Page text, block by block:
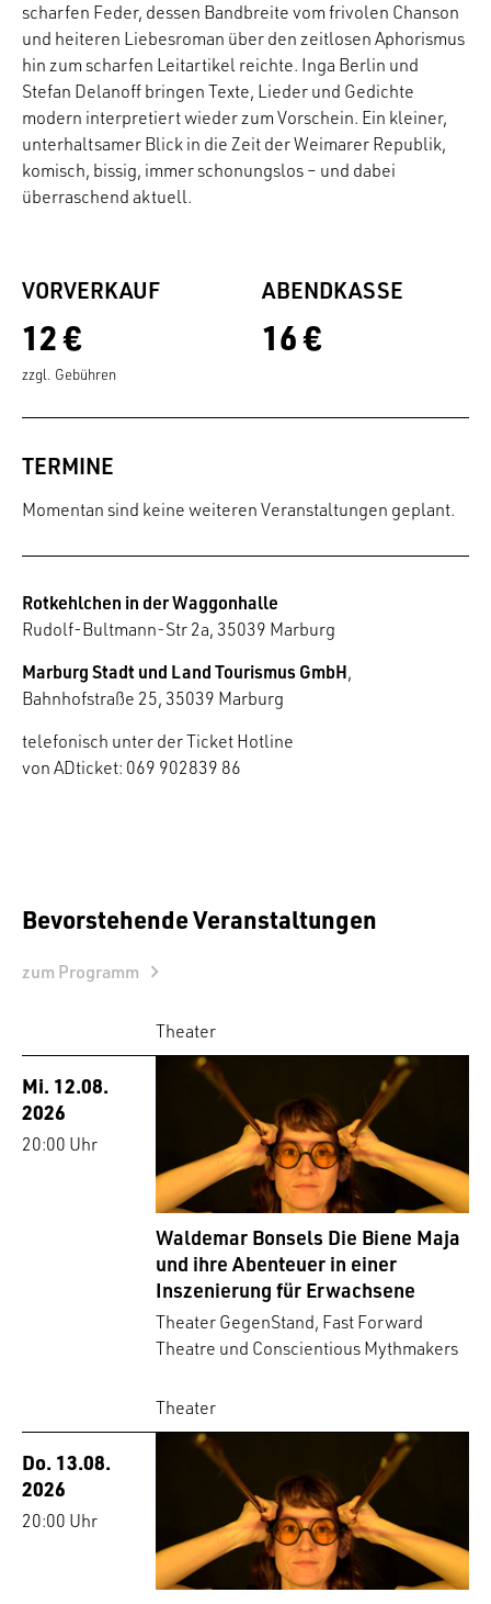
scharfen Feder, dessen Bandbreite vom frivolen Chanson
und heiteren Liebesroman über den zeitlosen Aphorismus
hin zum scharfen Leitartikel reichte. Inga Berlin und
Stefan Delanoff bringen Texte, Lieder und Gedichte
modern interpretiert wieder zum Vorschein. Ein kleiner,
unterhaltsamer Blick in die Zeit der Weimarer Republik,
komisch, bissig, immer schonungslos – und dabei
überraschend aktuell.
VORVERKAUF
12 €
zzgl. Gebühren
ABENDKASSE
16 €
TERMINE
Momentan sind keine weiteren Veranstaltungen geplant.
Rotkehlchen in der Waggonhalle
Rudolf-Bultmann-Str 2a, 35039 Marburg
Marburg Stadt und Land Tourismus GmbH,
Bahnhofstraße 25, 35039 Marburg
telefonisch unter der Ticket Hotline
von ADticket: 069 902839 86
Bevorstehende Veranstaltungen
zum Programm
Theater
Mi. 12.08.
2026
20:00 Uhr
Waldemar Bonsels Die Biene Maja
und ihre Abenteuer in einer
Inszenierung für Erwachsene
Theater GegenStand, Fast Forward
Theatre und Conscientious Mythmakers
Theater
Do. 13.08.
2026
20:00 Uhr